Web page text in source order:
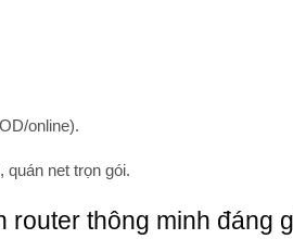
online).
quán net trọn gói.
thông minh đáng